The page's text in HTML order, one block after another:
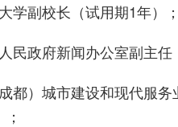
学副校长（试用期1年）；
民政府新闻办公室副主任
都）城市建设和现代服